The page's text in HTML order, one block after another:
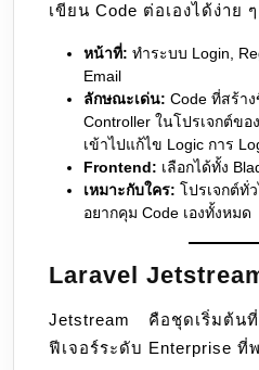
เขียน Code ต่อเองได้ง่าย ๆ
หน้าที่: ทำระบบ Login,
Email
ลักษณะเด่น: Code ที่สร้า
Controller ในโปรเจกต์ข
เข้าไปแก้ไข Logic การ
Frontend: เลือกได้ทั้ง
เหมาะกับใคร: โปรเจกต์ทั่
อยากคุม Code เองทั้งหมด
Laravel
Jetstream คือชุดเริ่มต้
ฟีเจอร์ระดับ Enterprise ที่